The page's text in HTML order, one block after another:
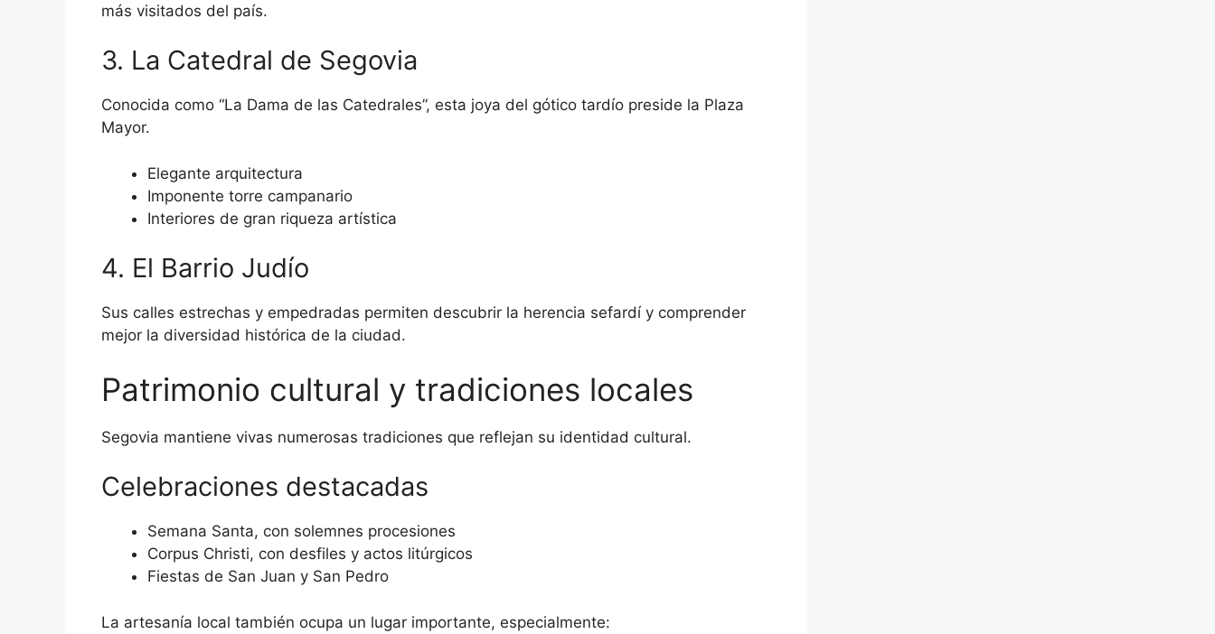
más visitados del país.
3. La Catedral de Segovia
Conocida como “La Dama de las Catedrales”, esta joya del gótico tardío preside la Plaza
Mayor.
Elegante arquitectura
Imponente torre campanario
Interiores de gran riqueza artística
4. El Barrio Judío
Sus calles estrechas y empedradas permiten descubrir la herencia sefardí y comprender
mejor la diversidad histórica de la ciudad.
Patrimonio cultural y tradiciones locales
Segovia mantiene vivas numerosas tradiciones que reflejan su identidad cultural.
Celebraciones destacadas
Semana Santa, con solemnes procesiones
Corpus Christi, con desfiles y actos litúrgicos
Fiestas de San Juan y San Pedro
La artesanía local también ocupa un lugar importante, especialmente: